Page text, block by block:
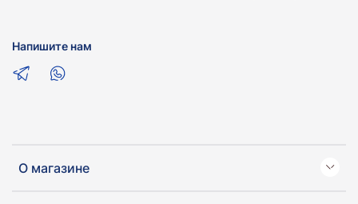
О магазине
Напишите нам